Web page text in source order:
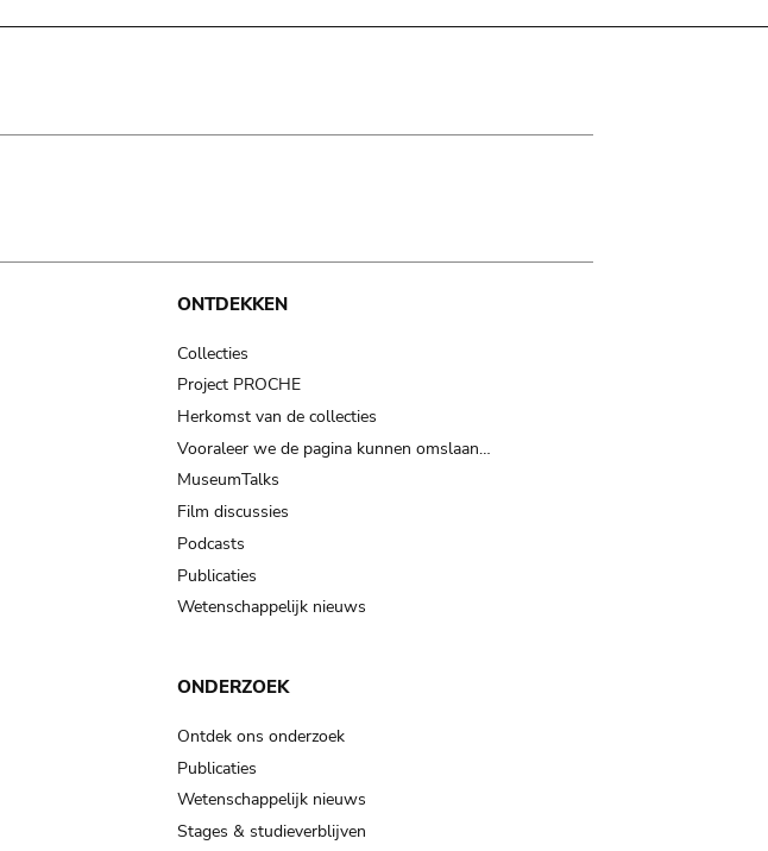
ONTDEKKEN
Collecties
Project PROCHE
Herkomst van de collecties
Vooraleer we de pagina kunnen omslaan…
MuseumTalks
Film discussies
Podcasts
Publicaties
Wetenschappelijk nieuws
ONDERZOEK
Ontdek ons onderzoek
Publicaties
Wetenschappelijk nieuws
Stages & studieverblijven